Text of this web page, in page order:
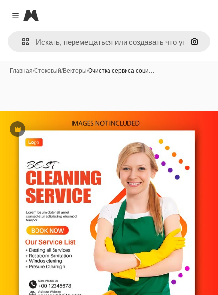
Close menu
Magnific
Поиск
Главная/Стоковый/Векторы/Очистка сервиса соци…
Премиум